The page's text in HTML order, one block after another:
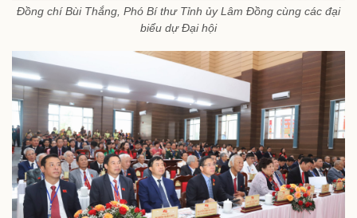
Đồng chí Bùi Thắng, Phó Bí thư Tỉnh ủy Lâm Đồng cùng các đại
biểu dự Đại hội